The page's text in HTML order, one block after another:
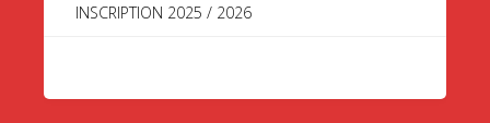
INSCRIPTION 2025 / 2026